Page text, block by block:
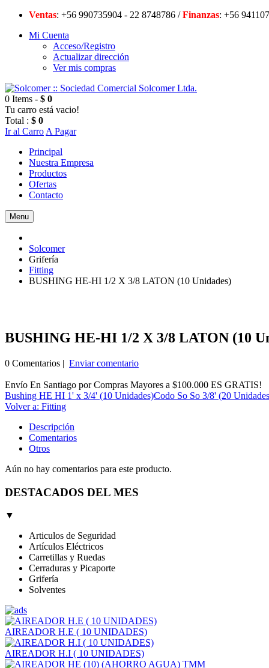
Ventas: +56 990735904 - 22 8748786 /Finanzas: +56
Mi Cuenta
Acceso/Registro
Actualizar dirección
Ver mis compras
0 Items - $ 0
Tu carro está vacio!
Total : $ 0
Ir al Carro A Pagar
Principal
Nuestra Empresa
Productos
Ofertas
Contacto
Menu
Solcomer
Grifería
Fitting
BUSHING HE-HI 1/2 X 3/8 LATON (10 Unidades)
BUSHING HE-HI 1/2 X 3/8 LATON (10
0 Comentarios | Enviar comentario
Envío En Santiago por Compras Mayores a $100.000 ES GRATIS!
Bushing HE HI 1' x 3/4' (10 Unidades)Codo So So 3/8' (20
Volver a: Fitting
Descripción
Comentarios
Otros
Aún no hay comentarios para este producto.
DESTACADOS DEL MES
▼
Articulos de Seguridad
Artículos Eléctricos
Carretillas y Ruedas
Cerraduras y Picaporte
Grifería
Solventes
AIREADOR H.E ( 10 UNIDADES)
AIREADOR H.I ( 10 UNIDADES)